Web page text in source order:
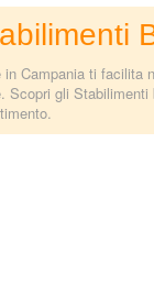
in Campania ti facilita
Scopri gli